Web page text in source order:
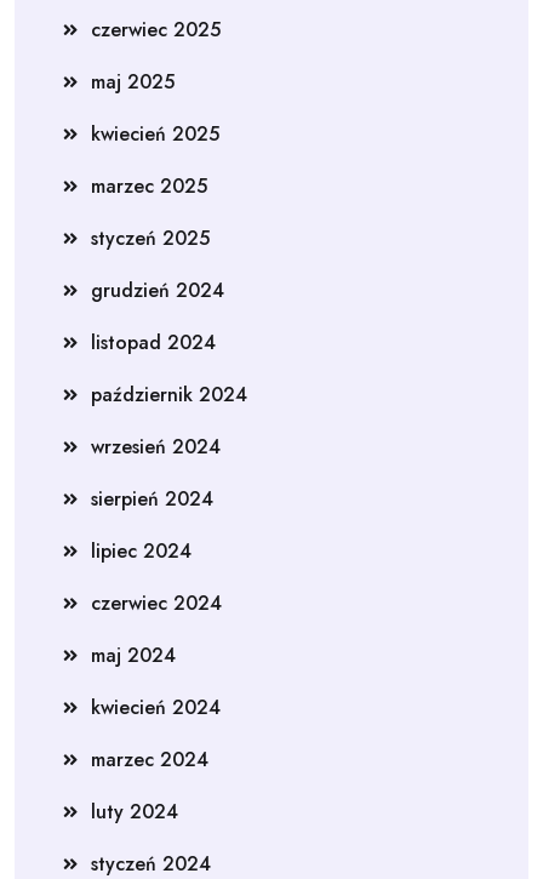
czerwiec 2025
maj 2025
kwiecień 2025
marzec 2025
styczeń 2025
grudzień 2024
listopad 2024
październik 2024
wrzesień 2024
sierpień 2024
lipiec 2024
czerwiec 2024
maj 2024
kwiecień 2024
marzec 2024
luty 2024
styczeń 2024